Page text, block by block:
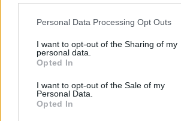
Please note that this website/app uses
not limited to your visit or usage behaviour.
grant or deny consent to Google and its
use your data for below specified
consent section.
Personal Data Processing Opt Outs
I want to opt-out of the Sharing of my
personal data.
Opted In
I want to opt-out of the Sale of my
Personal Data.
Opted In